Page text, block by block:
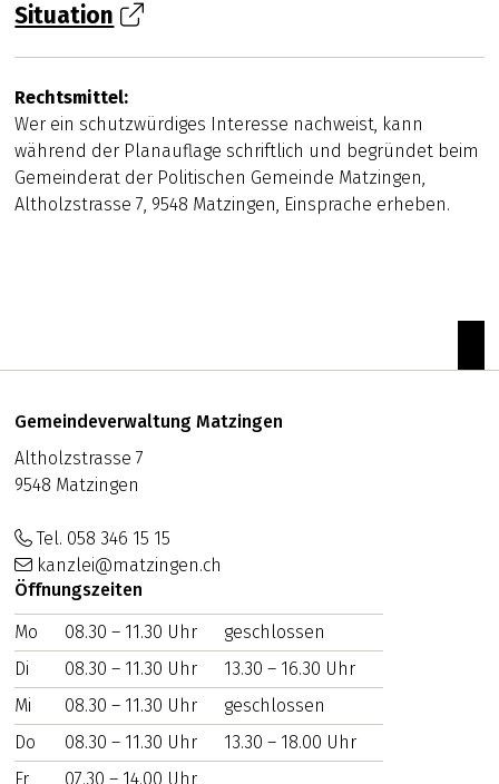
Situation
Rechtsmittel:
Wer ein schutzwürdiges Interesse nachweist, kann
während der Planauflage schriftlich und begründet beim
Gemeinderat der Politischen Gemeinde Matzingen,
Altholzstrasse 7, 9548 Matzingen, Einsprache erheben.
Footer
Adresse
Gemeindeverwaltung Matzingen
Altholzstrasse 7
9548 Matzingen
Tel. 058 346 15 15
kanzlei@matzingen.ch
Öffnungszeiten
WOCHENTAG VORMITTAG NACHMITTAG
Mo 08.30 – 11.30 Uhr
geschlossen
Di
08.30 – 11.30 Uhr
13.30 – 16.30 Uhr
Mi
08.30 – 11.30 Uhr
geschlossen
Do
08.30 – 11.30 Uhr
13.30 – 18.00 Uhr
Fr
07.30 – 14.00 Uhr